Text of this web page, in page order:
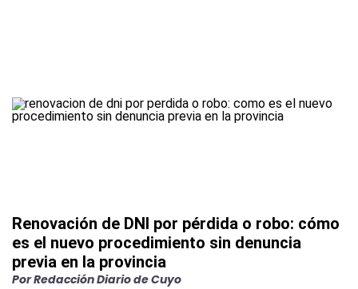
Renovación de DNI por pérdida o robo: cómo
es el nuevo procedimiento sin denuncia
previa en la provincia
PorRedacción Diario de Cuyo